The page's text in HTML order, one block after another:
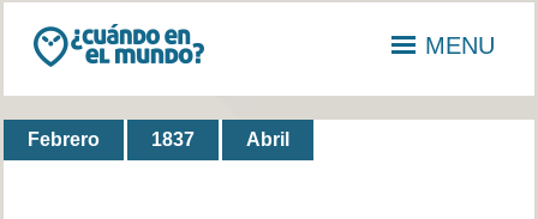
MENU
Febrero 1837 Abril